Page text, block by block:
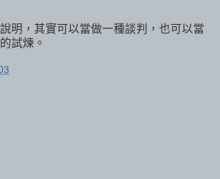
明，其實可以當做一種談判，也可以當
試煉。